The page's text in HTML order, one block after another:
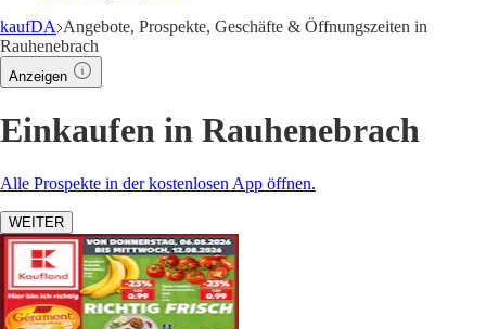
kaufDA Angebote, Prospekte, Geschäfte & Öffnungszeiten in
Rauhenebrach
Anzeigen
Einkaufen in Rauhenebrach
Alle Prospekte in der kostenlosen App öffnen.
WEITER